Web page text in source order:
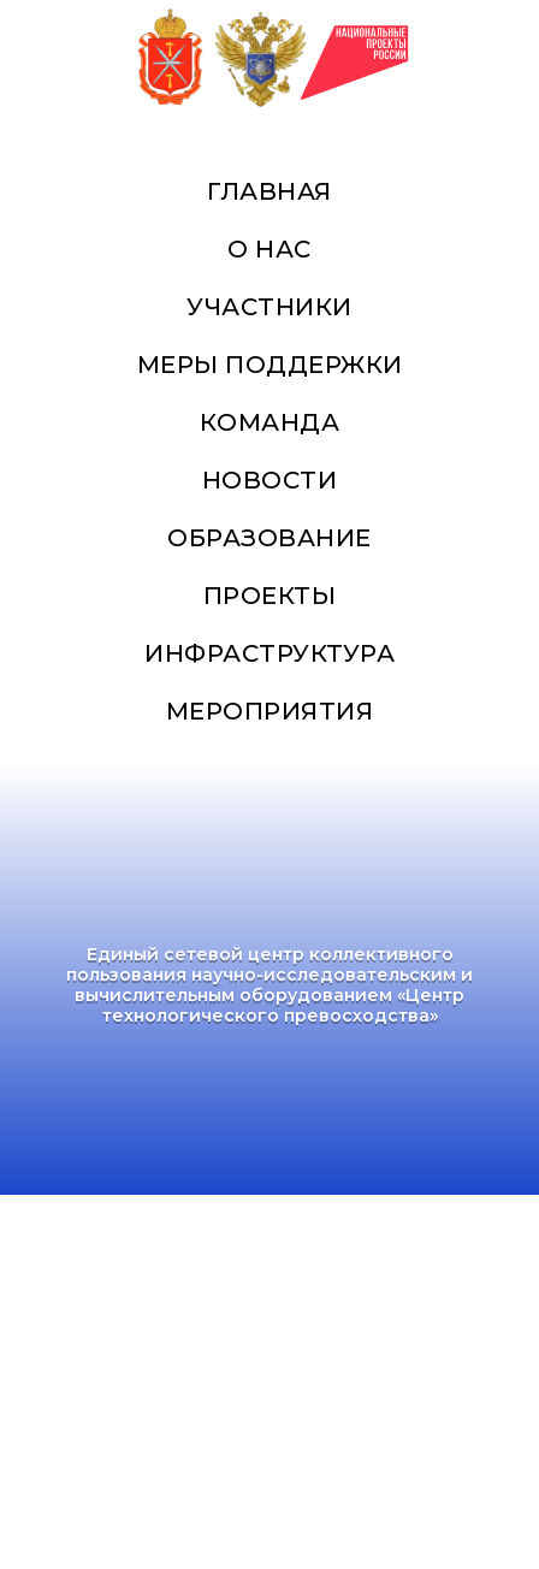
ГЛАВНАЯ
О НАС
УЧАСТНИКИ
МЕРЫ ПОДДЕРЖКИ
КОМАНДА
НОВОСТИ
ОБРАЗОВАНИЕ
ПРОЕКТЫ
ИНФРАСТРУКТУРА
МЕРОПРИЯТИЯ
Единый сетевой центр коллективного
пользования научно-исследовательским и
вычислительным оборудованием «Центр
технологического превосходства»